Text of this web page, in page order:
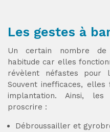
Les gestes à
Un certain nombre de
habitude car elles
révèlent néfastes pour
Souvent inefficaces,
implantation. Ainsi,
proscrire :
Débroussailler et